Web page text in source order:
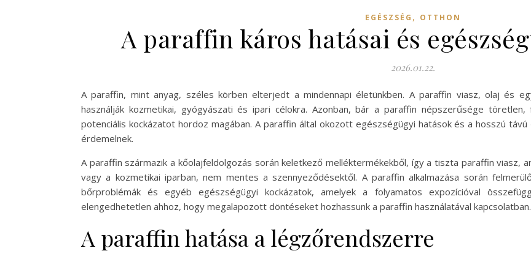
EGÉSZSÉG , OTTHON
A paraffin káros hatásai és
2026.01.22.
A paraffin, mint anyag, széles körben elterjedt a mindennapi életünkben. A paraffin viasz, olaj és
használják kozmetikai, gyógyászati és ipari célokra. Azonban, bár a paraffin népszerűsége
potenciális kockázatot hordoz magában. A paraffin által okozott egészségügyi hatások és a hosszú
érdemelnek.
A paraffin származik a kőolajfeldolgozás során keletkező melléktermékekből, így a tiszta paraffin viasz,
vagy a kozmetikai iparban, nem mentes a szennyeződésektől. A paraffin alkalmazása során
bőrproblémák és egyéb egészségügyi kockázatok, amelyek a folyamatos expozícióval
elengedhetetlen ahhoz, hogy megalapozott döntéseket hozhassunk a paraffin használatával kapcsolatban.
A paraffin hatása a légzőrendszerre